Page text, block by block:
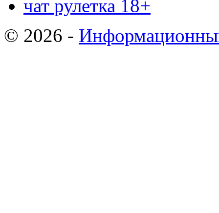
чат рулетка 18+
© 2026 -